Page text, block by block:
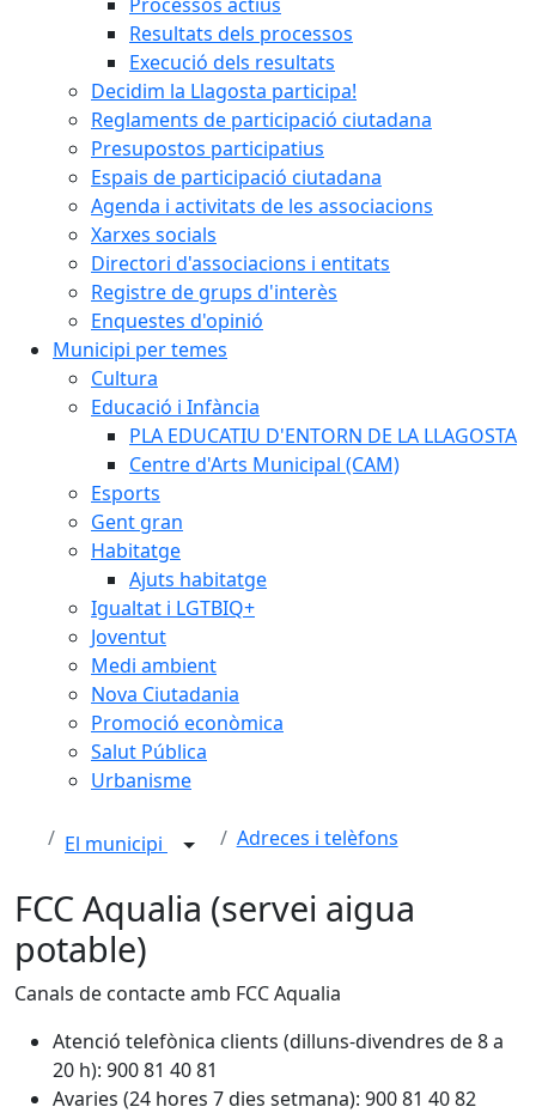
Resultats dels processos
Execució dels resultats
Decidim la Llagosta participa!
Reglaments de participació ciutadana
Presupostos participatius
Espais de participació ciutadana
Agenda i activitats de les associacions
Xarxes socials
Directori d'associacions i entitats
Registre de grups d'interès
Enquestes d'opinió
Municipi per temes
Cultura
Educació i Infància
PLA EDUCATIU D'ENTORN DE LA LLAGOSTA
Centre d'Arts Municipal (CAM)
Esports
Gent gran
Habitatge
Ajuts habitatge
Igualtat i LGTBIQ+
Joventut
Medi ambient
Nova Ciutadania
Promoció econòmica
Salut Pública
Urbanisme
El municipi Adreces i telèfons
FCC Aqualia (servei aigua
potable)
Canals de contacte amb FCC Aqualia
Atenció telefònica clients (dilluns-divendres de 8 a
20 h): 900 81 40 81
Avaries (24 hores 7 dies setmana): 900 81 40 82